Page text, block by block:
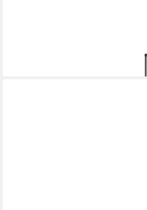
Bücherregal Bücherregal